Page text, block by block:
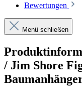
Bewertungen
Menü schließen
/ Jim Shore